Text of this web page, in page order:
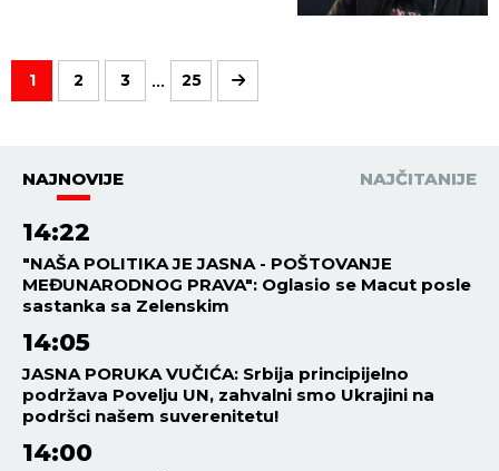
1 2 3 ... 25
NAJNOVIJE NAJČITANIJE
14:22
"NAŠA POLITIKA JE JASNA - POŠTOVANJE
MEĐUNARODNOG PRAVA": Oglasio se Macut posle
sastanka sa Zelenskim
14:05
JASNA PORUKA VUČIĆA: Srbija principijelno
podržava Povelju UN, zahvalni smo Ukrajini na
podršci našem suverenitetu!
14:00